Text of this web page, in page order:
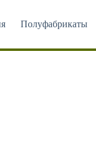
Полуфабрикаты